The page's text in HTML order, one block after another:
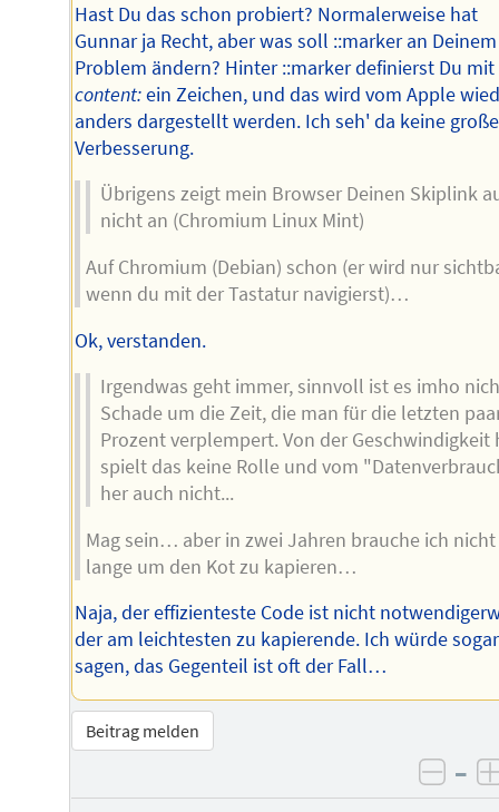
Hast Du das schon probiert? Normalerweise hat
Gunnar ja Recht, aber was soll ::marker an Deinem
Problem ändern? Hinter ::marker definierst Du mit
content:ein Zeichen, und das wird vom Apple
anders dargestellt werden. Ich seh' da keine große
Verbesserung.
Übrigens zeigt mein Browser Deinen Skiplink
nicht an (Chromium Linux Mint)
Auf Chromium (Debian) schon (er wird nur
wenn du mit der Tastatur navigierst)…
Ok, verstanden.
Irgendwas geht immer, sinnvoll ist es imho
Schade um die Zeit, die man für die letzten
Prozent verplempert. Von der Geschwindigkeit
spielt das keine Rolle und vom
her auch nicht...
Mag sein… aber in zwei Jahren brauche ich nicht
lange um den Kot zu kapieren…
Naja, der effizienteste Code ist nicht
der am leichtesten zu kapierende. Ich würde sogar
sagen, das Gegenteil ist oft der Fall…
Beitrag melden
–